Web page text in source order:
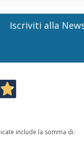
Iscriviti alla
include la somma di: